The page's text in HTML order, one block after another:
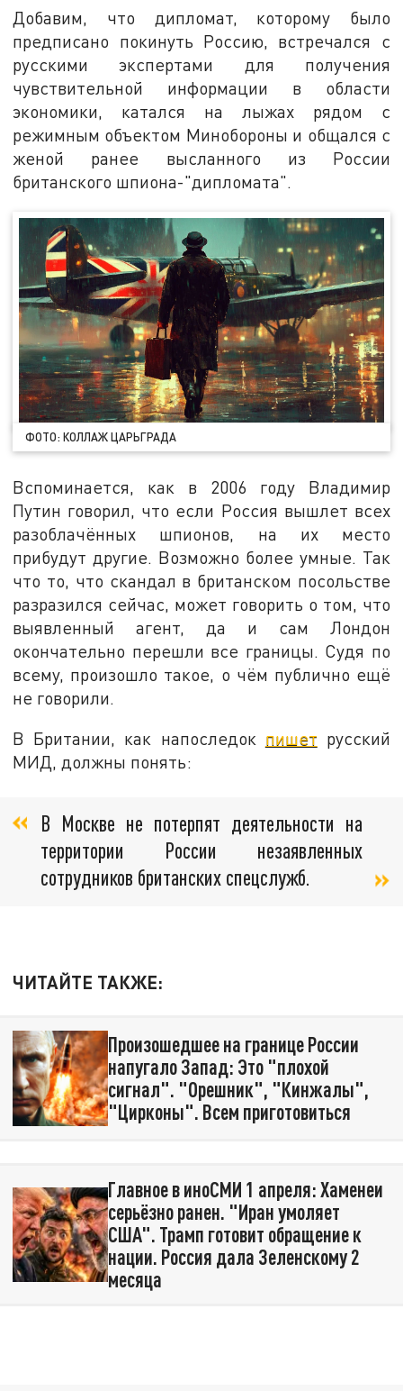
Добавим, что дипломат, которому было
предписано покинуть Россию, встречался с
русскими экспертами для получения
чувствительной информации в области
экономики, катался на лыжах рядом с
режимным объектом Минобороны и общался с
женой ранее высланного из России
британского шпиона-"дипломата".
ФОТО: КОЛЛАЖ ЦАРЬГРАДА
Вспоминается, как в 2006 году Владимир
Путин говорил, что если Россия вышлет всех
разоблачённых шпионов, на их место
прибудут другие. Возможно более умные. Так
что то, что скандал в британском посольстве
разразился сейчас, может говорить о том, что
выявленный агент, да и сам Лондон
окончательно перешли все границы. Судя по
всему, произошло такое, о чём публично ещё
не говорили.
В Британии, как напоследок пишет русский
МИД, должны понять:
В Москве не потерпят деятельности на
территории России незаявленных
сотрудников британских спецслужб.
ЧИТАЙТЕ ТАКЖЕ:
Произошедшее на границе России
напугало Запад: Это "плохой
сигнал". "Орешник", "Кинжалы",
"Цирконы". Всем приготовиться
Главное в иноСМИ 1 апреля: Хаменеи
серьёзно ранен. "Иран умоляет
США". Трамп готовит обращение к
нации. Россия дала Зеленскому 2
месяца